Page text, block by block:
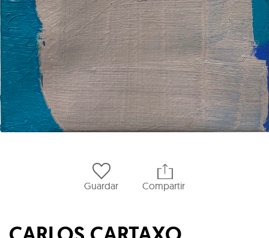
Guardar Compartir